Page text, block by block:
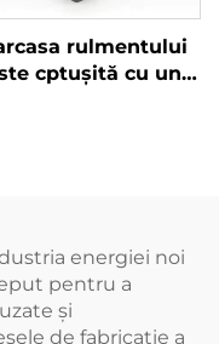
rulmentului
cptușită cu un
doar să înlocuiți
cptușeala,
costuri
energiei noi
pentru a
și
de fabricație a